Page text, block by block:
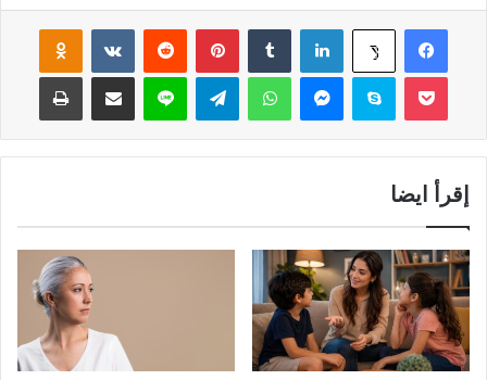
فيسبوك ‫X لينكدإن بينتيريست
سكايب واتساب لاين
إقرأ ايضا